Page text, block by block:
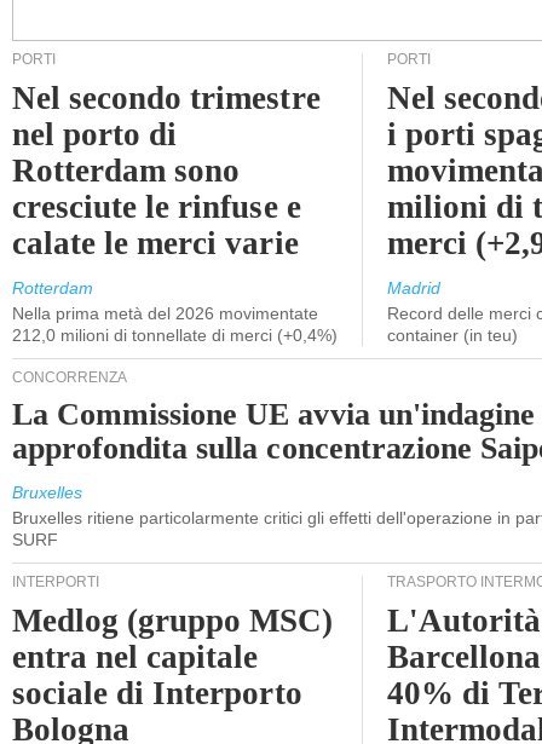
PORTI
Nel secondo trimestre
nel porto di
Rotterdam sono
cresciute le rinfuse e
calate le merci varie
Rotterdam
Nella prima metà del 2026 movimentate
212,0 milioni di tonnellate di merci (+0,4%)
PORTI
Nel
i porti
milioni di
merci
Madrid
Record delle merci
container (in teu)
CONCORRENZA
La Commissione UE avvia un'indagine
approfondita sulla concentrazione
Bruxelles
Bruxelles ritiene particolarmente critici gli effetti dell'operazione in
SURF
INTERPORTI
Medlog (gruppo MSC)
entra nel capitale
sociale di Interporto
Bologna
TRASPORTO
40% di